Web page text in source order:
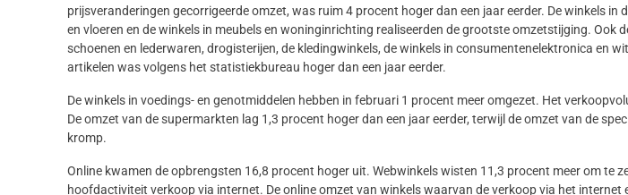
prijsveranderingen gecorrigeerde omzet, was ruim 4 procent hoger dan een jaar eerder. De winkels in
en vloeren en de winkels in meubels en woninginrichting realiseerden de grootste omzetstijging. Ook
schoenen en lederwaren, drogisterijen, de kledingwinkels, de winkels in consumentenelektronica en
artikelen was volgens het statistiekbureau hoger dan een jaar eerder.
De winkels in voedings- en genotmiddelen hebben in februari 1 procent meer omgezet. Het
De omzet van de supermarkten lag 1,3 procent hoger dan een jaar eerder, terwijl de omzet van de
kromp.
Online kwamen de opbrengsten 16,8 procent hoger uit. Webwinkels wisten 11,3 procent meer om te
hoofdactiviteit verkoop via internet. De online omzet van winkels waarvan de verkoop via het internet